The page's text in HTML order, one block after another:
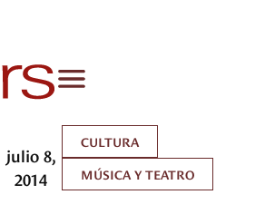
julio 8,
2014
CULTURA
MÚSICA Y TEATRO